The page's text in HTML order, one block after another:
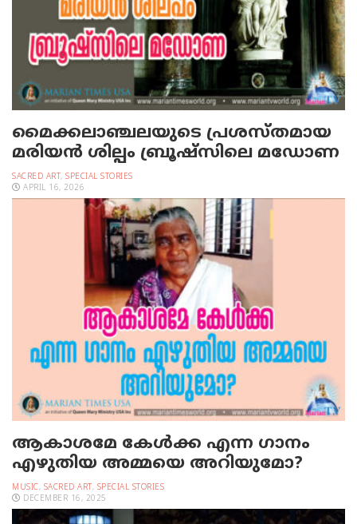
മൈക്കലാഞ്ചലയുടെ പ്രശസ്തമായ
മരിയന്‍ ശില്പം ബ്രൂഷ്‌സിലെ മഡോണ
SACRED ART, SPECIAL STORIES
APRIL 16, 2026
ആകാശമേ കേള്‍ക്ക എന്ന ഗാനം
എഴുതിയ അമ്മയെ അറിയുമോ?
MUSIC, SACRED ART, SPECIAL STORIES
DECEMBER 16, 2025